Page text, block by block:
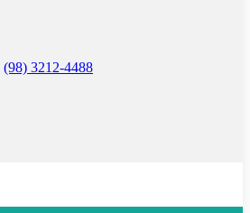
(98) 3212-4488